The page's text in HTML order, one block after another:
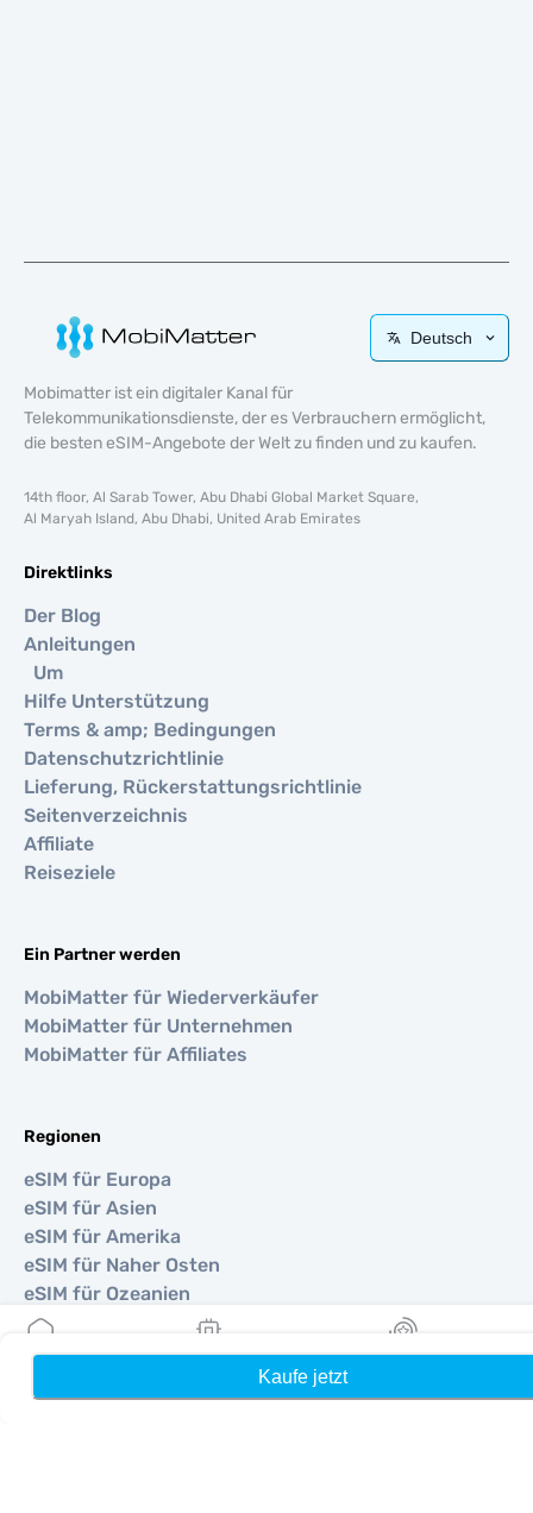
Kaufe jetzt
Deutsch
Mobimatter ist ein digitaler Kanal für
Telekommunikationsdienste, der es Verbrauchern ermöglicht,
die besten eSIM-Angebote der Welt zu finden und zu kaufen.
14th floor, Al Sarab Tower, Abu Dhabi Global Market Square,
Al Maryah Island, Abu Dhabi, United Arab Emirates
Direktlinks
Der Blog
Anleitungen
Um
Hilfe Unterstützung
Terms & amp; Bedingungen
Datenschutzrichtlinie
Lieferung, Rückerstattungsrichtlinie
Seitenverzeichnis
Affiliate
Reiseziele
Ein Partner werden
MobiMatter für Wiederverkäufer
MobiMatter für Unternehmen
MobiMatter für Affiliates
Regionen
eSIM für Europa
eSIM für Asien
eSIM für Amerika
eSIM für Naher Osten
eSIM für Ozeanien
eSIM für Afrika
Länder
Meine eSIMs